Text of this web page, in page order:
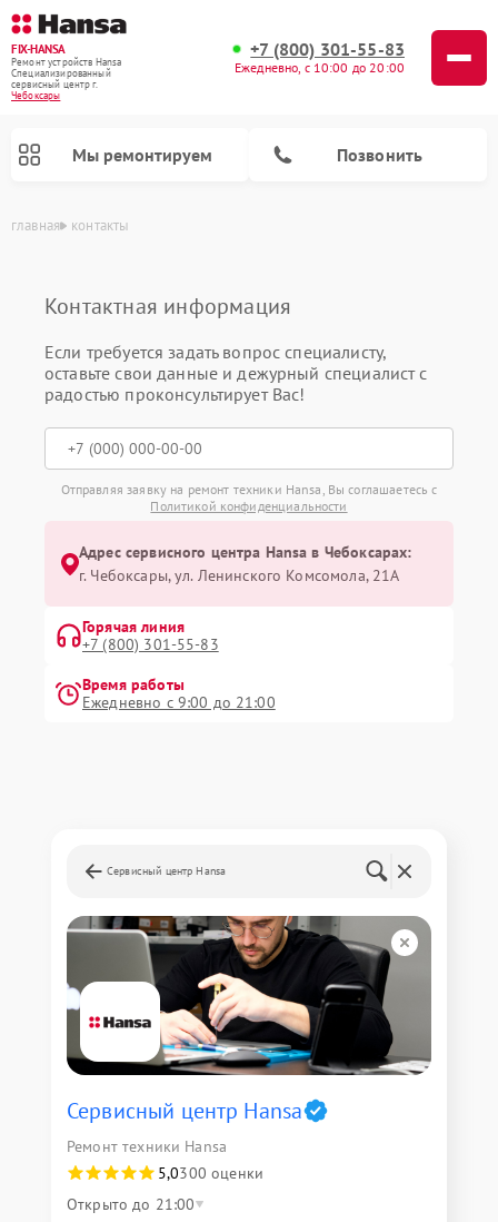
FIX-HANSA
Ремонт устройств Hansa
Специализированный
cервисный центр г.
Чебоксары
+7 (800) 301-55-83
Ежедневно, с 10:00 до 20:00
Мы ремонтируем Позвонить
главная контакты
Контактная информация
Если требуется задать вопрос специалисту,
оставьте свои данные и дежурный специалист с
радостью проконсультирует Вас!
Отправляя заявку на ремонт техники Hansa, Вы соглашаетесь с
Политикой конфиденциальности
Адрес сервисного центра Hansa в Чебоксарах:
г. Чебоксары, ул. Ленинского Комсомола, 21А
Горячая линия
+7 (800) 301-55-83
Время работы
Ежедневно с 9:00 до 21:00
Сервисный центр Hansa
Сервисный центр Hansa
Ремонт техники Hansa
5,0300 оценки
Открыто до 21:00